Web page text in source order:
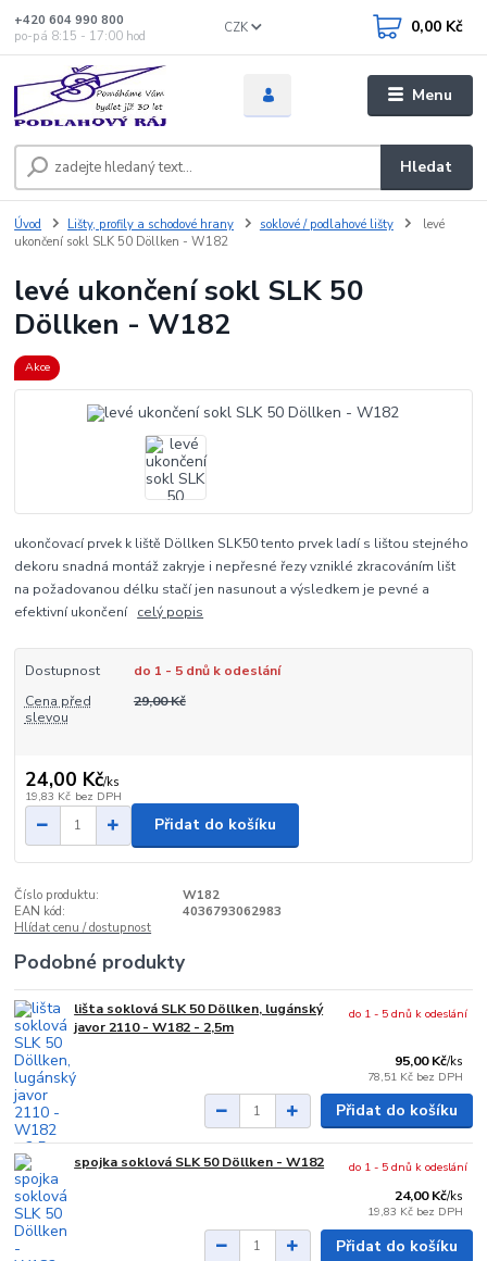
Menu
CZK
Hledat
+420 604 990 800
po-pá 8:15 - 17:00 hod
0,00 Kč
Úvod Lišty, profily a schodové hrany soklové / podlahové lišty
levé
ukončení sokl SLK 50 Döllken - W182
levé ukončení sokl SLK 50
Döllken - W182
Akce
ukončovací prvek k liště Döllken SLK50 tento prvek ladí s lištou stejného
dekoru snadná montáž zakryje i nepřesné řezy vzniklé zkracováním lišt
na požadovanou délku stačí jen nasunout a výsledkem je pevné a
efektivní ukončení celý popis
Dostupnost
do 1 - 5 dnů k odeslání
Cena před
slevou
29,00 Kč
24,00 Kč/ks
19,83 Kč bez DPH
Přidat do košíku
Číslo produktu:
W182
EAN kód:
4036793062983
Hlídat cenu / dostupnost
Podobné produkty
lišta soklová SLK 50 Döllken, lugánský
javor 2110 - W182 - 2,5m
95,00 Kč/ks
78,51 Kč bez DPH
do 1 - 5 dnů k odeslání
Přidat do košíku
spojka soklová SLK 50 Döllken - W182
24,00 Kč/ks
19,83 Kč bez DPH
do 1 - 5 dnů k odeslání
Přidat do košíku